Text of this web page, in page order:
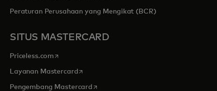
Peraturan Perusahaan yang Mengikat (BCR)
SITUS MASTERCARD
Priceless.com opens in a new tab
Layanan Mastercardopens in a new tab
Pengembang Mastercard opens in a new tab